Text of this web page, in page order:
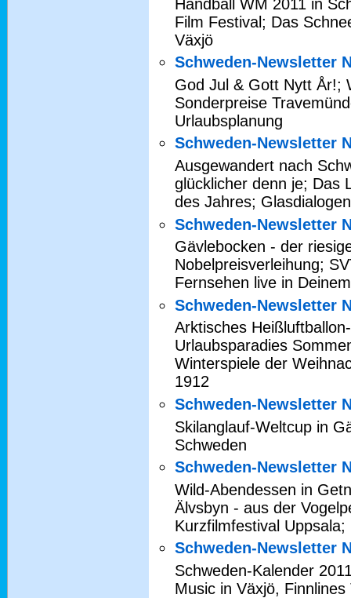
Handball WM 2011 in
Film Festival; Das
Växjö
Schweden-Newsletter
God Jul & Gott Nytt År!;
Sonderpreise
Urlaubsplanung
Schweden-Newsletter
Ausgewandert nach
glücklicher denn je; Das
des Jahres;
Schweden-Newsletter
Gävlebocken - der
Nobelpreisverleihung;
Fernsehen live in
Schweden-Newsletter
Arktisches
Urlaubsparadies
Winterspiele der
1912
Schweden-Newsletter
Skilanglauf-Weltcup in
Schweden
Schweden-Newsletter
Wild-Abendessen in
Älvsbyn - aus der
Kurzfilmfestival
Schweden-Newsletter
Schweden-Kalender
Music in Växjö,